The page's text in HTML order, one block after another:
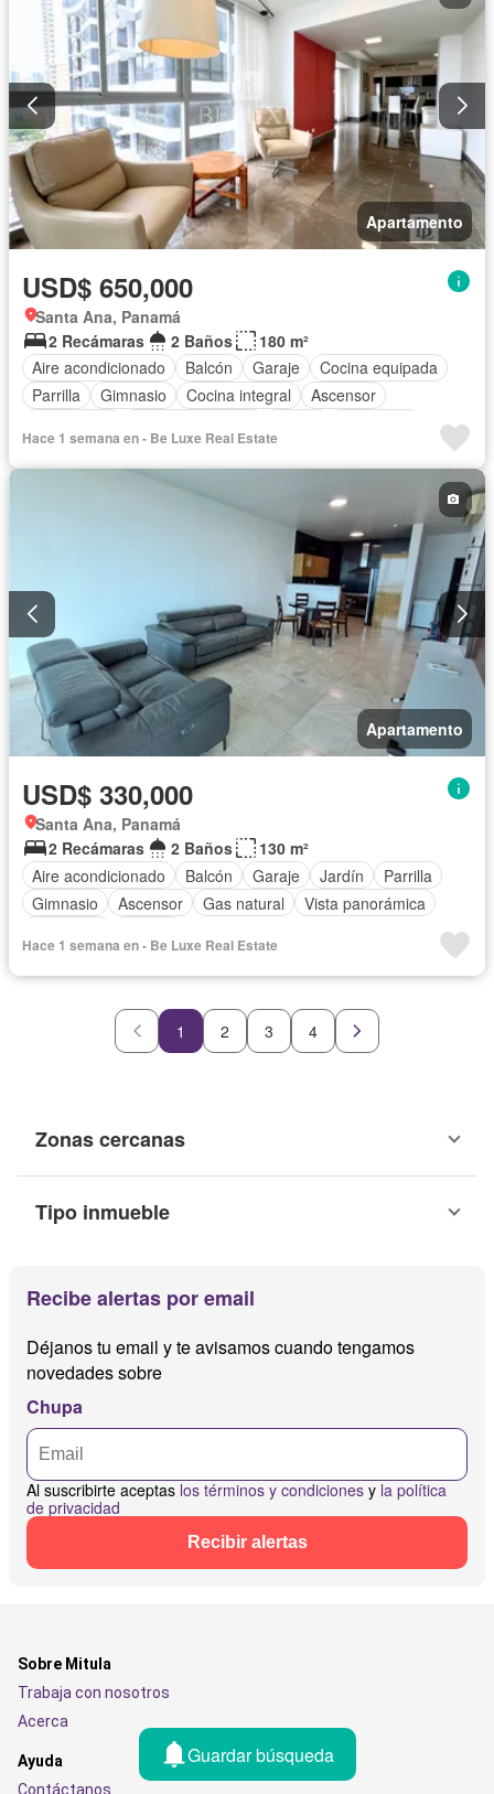
Apartamento
USD$ 650,000
Santa Ana, Panamá
2 Recámaras
2 Baños
180 m²
Aire acondicionado
Balcón Garaje
Cocina equipada
Parrilla
Gimnasio Cocina integral
Ascensor
Piscina
Hace 1 semana en - Be Luxe Real Estate
Apartamento
USD$ 330,000
Santa Ana, Panamá
2 Recámaras
2 Baños
130 m²
Aire acondicionado
Balcón Garaje Jardín
Parrilla
Gimnasio
Ascensor Gas natural
Vista panorámica
Hace 1 semana en - Be Luxe Real Estate
1 2 3 4
Zonas cercanas
Tipo inmueble
Recibe alertas por email
Déjanos tu email y te avisamos cuando tengamos
novedades sobre
Chupa
Al suscribirte aceptas los términos y condiciones y la política
de privacidad
Recibir alertas
Guardar búsqueda
Sobre Mitula
Trabaja con nosotros
Acerca
Ayuda
Contáctanos